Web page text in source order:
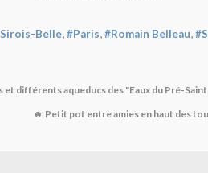
Belle,#Paris,#Romain Belleau,
et différents aqueducs des "Eaux du Pré-
☻ Petit pot entre amies en haut des